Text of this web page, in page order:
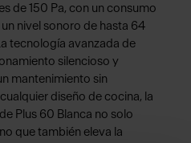
de 150 Pa, con un consumo
nivel sonoro de hasta 64
tecnología avanzada de
silencioso y
mantenimiento sin
diseño de cocina, la
Plus 60 Blanca no solo
que también eleva la